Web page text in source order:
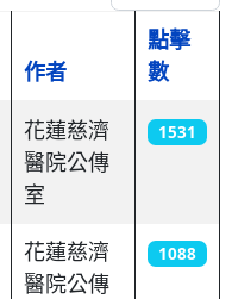
作者
點擊
數
花蓮慈濟
醫院公傳
室
1531
花蓮慈濟
醫院公傳
1088